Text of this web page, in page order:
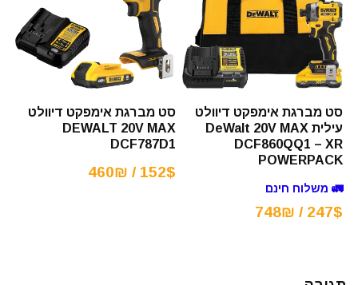
סט מברגת אימפקט דיוולט
עילית DeWalt 20V MAX
DCF860QQ1 – XR
POWERPACK
🚛 משלוח חינם
247$ / 748₪
סט מברגת אימפקט דיוולט
DEWALT 20V MAX
DCF787D1
152$ / 460₪